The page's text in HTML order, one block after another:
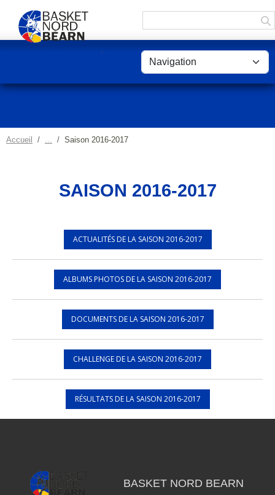
Accueil Saison 2016-2017
SAISON 2016-2017
ACTUALITÉS DE LA SAISON 2016-2017
ALBUMS PHOTOS DE LA SAISON 2016-2017
DOCUMENTS DE LA SAISON 2016-2017
CHALLENGE DE LA SAISON 2016-2017
RÉSULTATS DE LA SAISON 2016-2017
BASKET NORD BEARN